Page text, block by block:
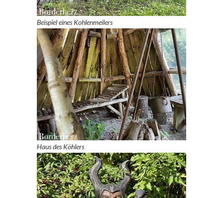
Beispiel eines Kohlenmeilers
Haus des Köhlers